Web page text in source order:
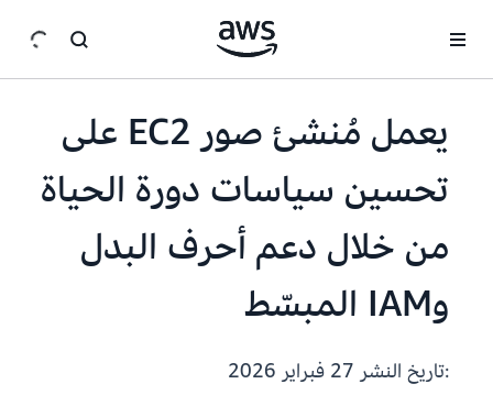
يعمل مُنشئ صور EC2 على
تحسين سياسات دورة الحياة
من خلال دعم أحرف البدل
وIAM المبسّط
:تاريخ النشر